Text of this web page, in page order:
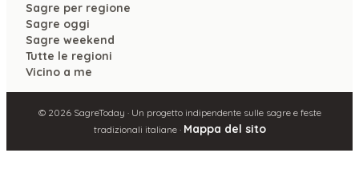
Sagre per regione
Sagre oggi
Sagre weekend
Tutte le regioni
Vicino a me
© 2026SagreToday · Un progetto indipendente sulle sagre e feste
tradizionali italiane · Mappa del sito